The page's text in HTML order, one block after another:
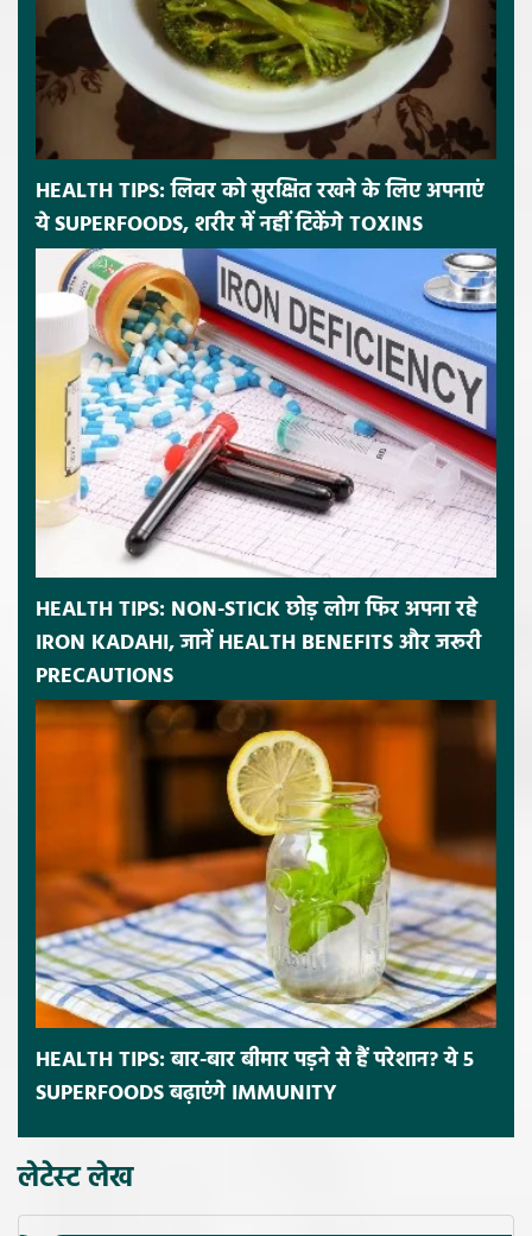
HEALTH TIPS: लिवर को सुरक्षित रखने के लिए अपनाएं
ये SUPERFOODS, शरीर में नहीं टिकेंगे TOXINS
HEALTH TIPS: NON-STICK छोड़ लोग फिर अपना रहे
IRON KADAHI, जानें HEALTH BENEFITS और जरूरी
PRECAUTIONS
HEALTH TIPS: बार-बार बीमार पड़ने से हैं परेशान? ये 5
SUPERFOODS बढ़ाएंगे IMMUNITY
लेटेस्ट लेख